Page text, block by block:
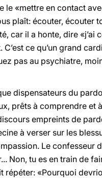
le «mettre en contact
plaît: écouter, écouter
car il a honte, dire «j’ai
ce qu’un grand
pas au psychiatre,
dispensateurs du
prêts à comprendre et
empreints de
à verser sur les
Le confesseur
Non, tu es en train de
répéter: «Pourquoi